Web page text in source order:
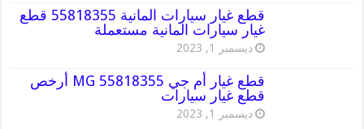
قطع غيار سيارات المانية 55818355 قطع
غيار سيارات المانية مستعملة
ديسمبر 1, 2023
قطع غيار أم جي MG 55818355 أرخص
قطع غيار سيارات
ديسمبر 1, 2023